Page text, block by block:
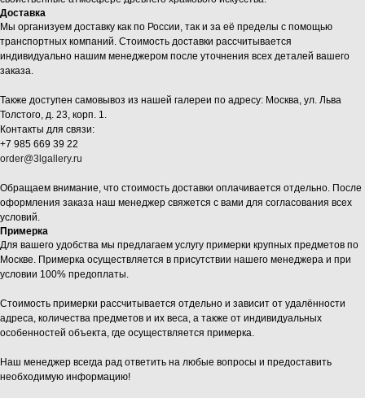
Доставка
Мы организуем доставку как по России, так и за её пределы с помощью
транспортных компаний. Стоимость доставки рассчитывается
индивидуально нашим менеджером после уточнения всех деталей вашего
заказа.
Также доступен самовывоз из нашей галереи по адресу: Москва, ул. Льва
Толстого, д. 23, корп. 1.
Контакты для связи:
+7 985 669 39 22
order@3lgallery.ru
Обращаем внимание, что стоимость доставки оплачивается отдельно. После
оформления заказа наш менеджер свяжется с вами для согласования всех
условий.
Примерка
Для вашего удобства мы предлагаем услугу примерки крупных предметов по
Москве. Примерка осуществляется в присутствии нашего менеджера и при
условии 100% предоплаты.
Стоимость примерки рассчитывается отдельно и зависит от удалённости
адреса, количества предметов и их веса, а также от индивидуальных
особенностей объекта, где осуществляется примерка.
Наш менеджер всегда рад ответить на любые вопросы и предоставить
необходимую информацию!